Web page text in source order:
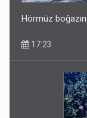
Hörmüz
17:23